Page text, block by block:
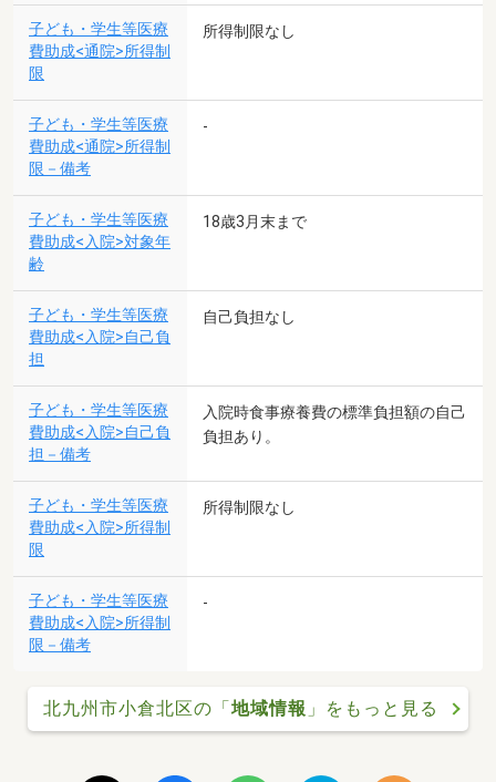
子ども・学生等医療
費助成<通院>所得制
限
所得制限なし
子ども・学生等医療
費助成<通院>所得制
限－備考
-
子ども・学生等医療
費助成<入院>対象年
齢
18歳3月末まで
子ども・学生等医療
費助成<入院>自己負
担
自己負担なし
子ども・学生等医療
費助成<入院>自己負
担－備考
入院時食事療養費の標準負担額の自己
負担あり。
子ども・学生等医療
費助成<入院>所得制
限
所得制限なし
子ども・学生等医療
費助成<入院>所得制
限－備考
-
北九州市小倉北区の「地域情報 」をもっと見る